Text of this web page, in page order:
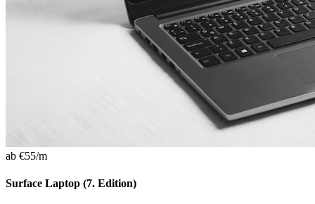
ab €55/m
Surface Laptop (7. Edition)